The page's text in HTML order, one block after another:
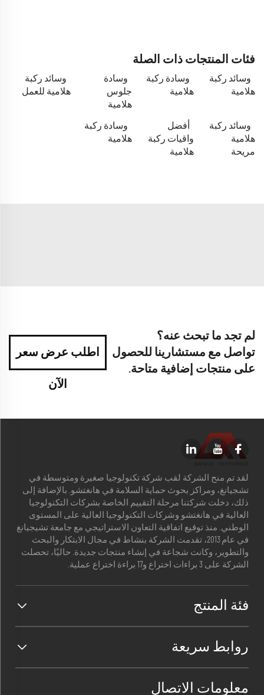
فئات المنتجات ذات الصلة
وسائد ركبة
هلامية
وسادة ركبة
هلامية
وسادة
جلوس
هلامية
وسائد ركبة
هلامية للعمل
وسائد ركبة
هلامية
مريحة
أفضل
واقيات ركبة
هلامية
وسادة ركبة
هلامية
لم تجد ما تبحث عنه؟
تواصل مع مستشارينا للحصول
على منتجات إضافية متاحة.
اطلب عرض سعر
الآن
لقد تم منح الشركة لقب شركة تكنولوجيا صغيرة ومتوسطة في
تشجيانغ، ومراكز بحوث حماية السلامة في هانغتشو. بالإضافة إلى
ذلك، دخلت شركتنا مرحلة التقييم الخاصة بشركات التكنولوجيا
العالية في هانغتشو وشركات التكنولوجيا العالية على المستوى
الوطني. منذ توقيع اتفاقية التعاون الاستراتيجي مع جامعة تشيجيانغ
في عام 2013، تقدمت الشركة بنشاط في مجال الابتكار والبحث
والتطوير، وكانت شجاعة في إنشاء منتجات جديدة. حاليًا، تحصلت
الشركة على 3 براءات اختراع و17 براءة اختراع عملية.
فئة المنتج
روابط سريعة
معلومات الاتصال